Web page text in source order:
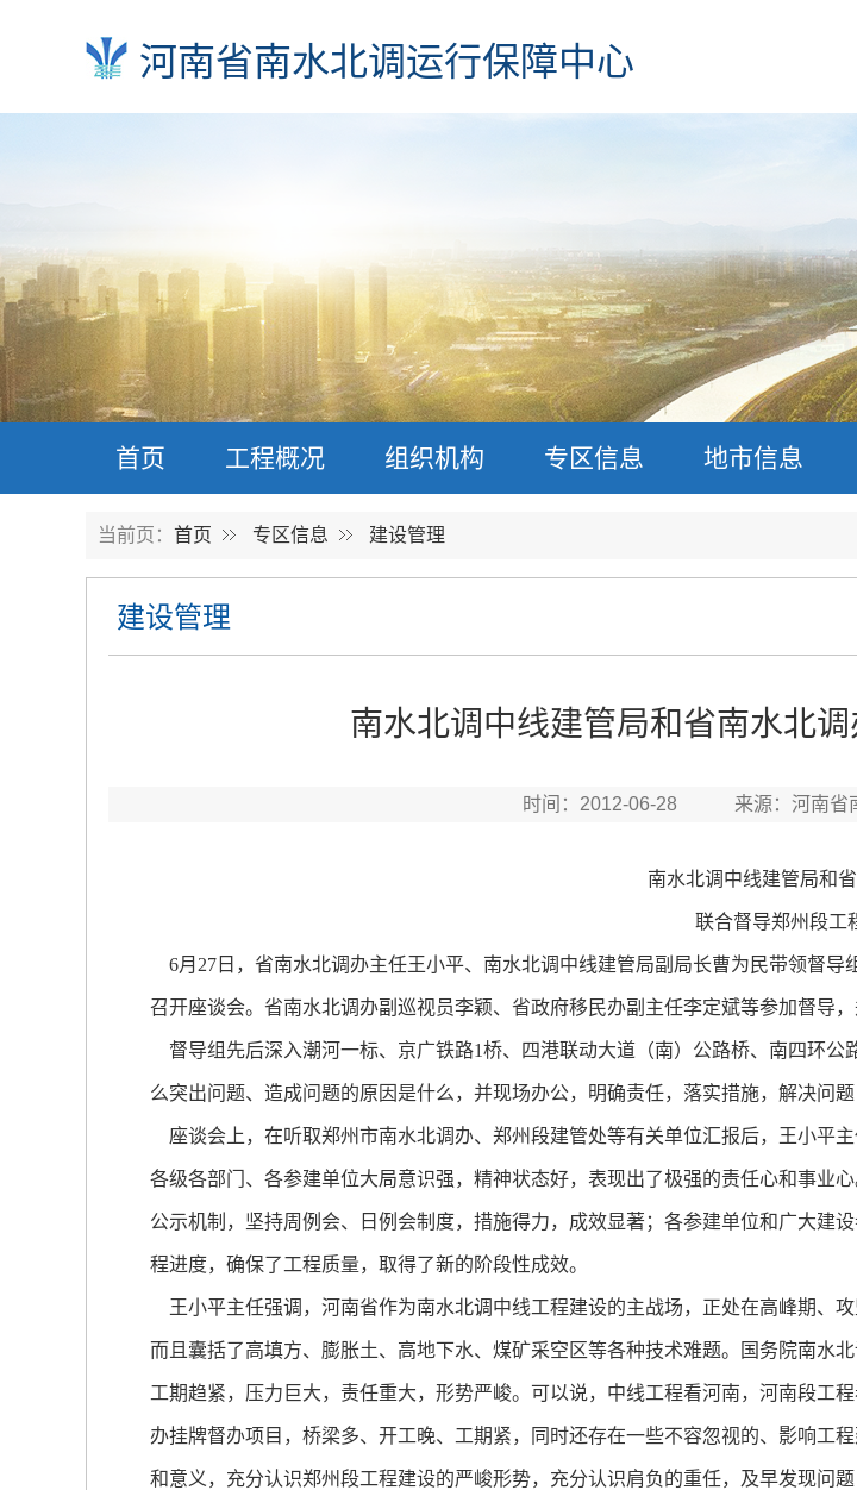
河南省南水北调运行保障中心
首页 工程概况 组织机构 专区信息 地市信息
当前页： 首页 专区信息 建设管理
建设管理
南水北调中线建管局和省南水北
时间：2012-06-28 来源：河南
南水北调中线建管局和
联合督导郑州段工
6月27日，省南水北调办主任王小平、南水北调中线建管局副局长曹为民带领督
召开座谈会。省南水北调办副巡视员李颖、省政府移民办副主任李定斌等参加督导
督导组先后深入潮河一标、京广铁路1桥、四港联动大道（南）公路桥、南四环
么突出问题、造成问题的原因是什么，并现场办公，明确责任，落实措施，解决问题
座谈会上，在听取郑州市南水北调办、郑州段建管处等有关单位汇报后，王小平
各级各部门、各参建单位大局意识强，精神状态好，表现出了极强的责任心和事业
公示机制，坚持周例会、日例会制度，措施得力，成效显著；各参建单位和广大建
程进度，确保了工程质量，取得了新的阶段性成效。
王小平主任强调，河南省作为南水北调中线工程建设的主战场，正处在高峰期、
而且囊括了高填方、膨胀土、高地下水、煤矿采空区等各种技术难题。国务院南水
工期趋紧，压力巨大，责任重大，形势严峻。可以说，中线工程看河南，河南段工
办挂牌督办项目，桥梁多、开工晚、工期紧，同时还存在一些不容忽视的、影响工
和意义，充分认识郑州段工程建设的严峻形势，充分认识肩负的重任，及早发现问